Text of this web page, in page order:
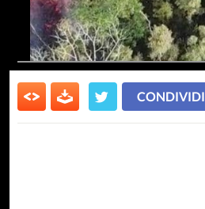
CONDIVIDI